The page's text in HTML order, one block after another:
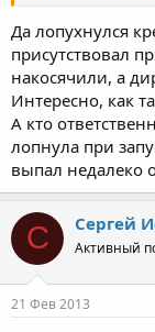
Да лопухнулся
присутствовал
накосячили, а
Интересно, как
А кто
лопнула при
выпал недалеко
С Сергей
Активный
21 Фев 2013